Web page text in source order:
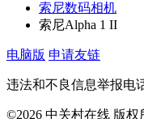
索尼数码相机
索尼Alpha 1 II
电脑版 申请友链
违法和不良信息举报电
©2026 中关村在线 版权